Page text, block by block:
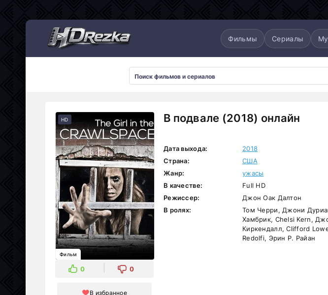
Фильмы Сериалы
В подвале (2018) онлайн
HD
Фильм
0 0
В избранное
Дата выхода:
2018
Страна:
США
Жанр:
ужасы
В качестве:
Full HD
Режиссер:
Джон Оак Далтон
В ролях:
Том Черри, Джони
Хамбрик, Chelsi Kern,
Киркендалл, Clifford
Redolfi, Эрин Р. Райан
Мультсериалы